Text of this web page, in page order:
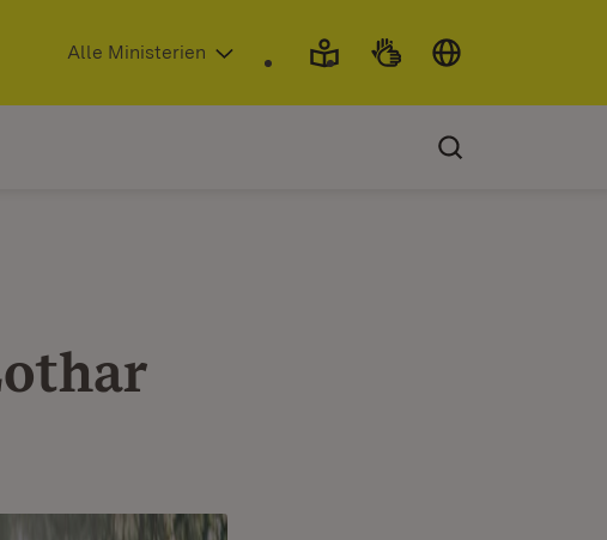
(Öffnet in neuem Fenster)
Alle Ministerien